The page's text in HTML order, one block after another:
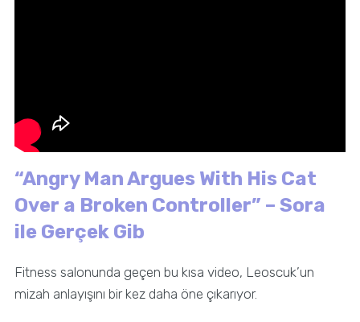
“Angry Man Argues With His Cat
Over a Broken Controller” – Sora
ile Gerçek Gib
Fitness salonunda geçen bu kısa video, Leoscuk’un
mizah anlayışını bir kez daha öne çıkarıyor.